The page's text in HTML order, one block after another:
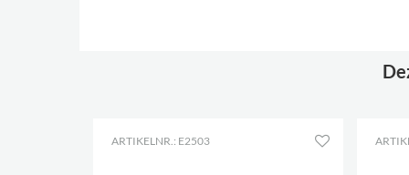
ARTIKELNR.: E2503